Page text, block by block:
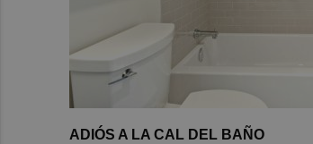
ADIÓS A LA CAL DEL BAÑO